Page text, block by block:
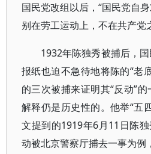
国民党改组以后，“国民党自
别在劳工运动上，不在共产党
1932年陈独秀被捕后，
报纸也迫不急待地将陈的“老
的三次被捕来证明其“反动”
解释仍是历史性的。他举“五
文提到的1919年6月11日陈
动被北京警察厅捕去一事为例